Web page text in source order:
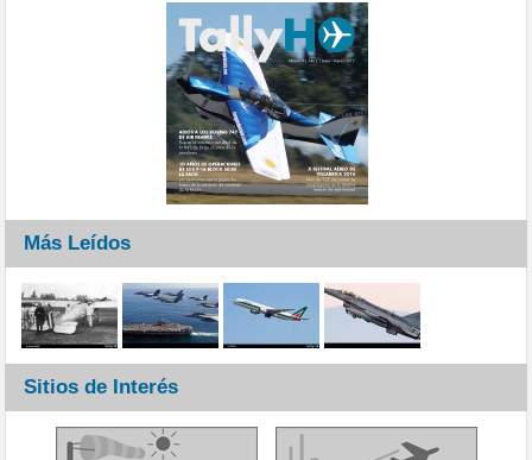
Más Leídos
Sitios de Interés